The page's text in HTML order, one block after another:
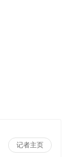
记者主页